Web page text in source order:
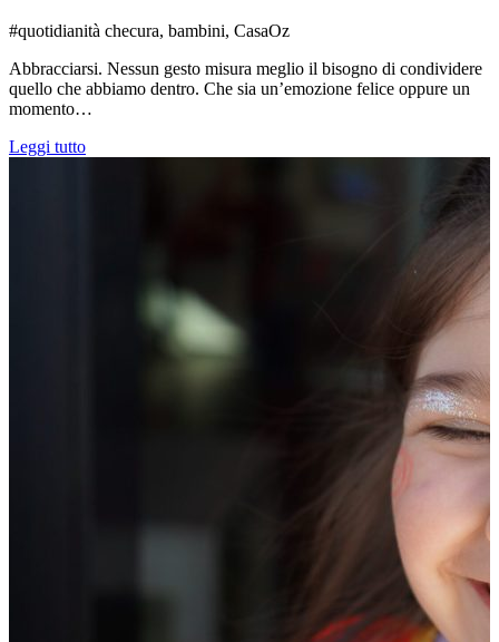
#quotidianità checura, bambini, CasaOz
Abbracciarsi. Nessun gesto misura meglio il bisogno di condividere
quello che abbiamo dentro. Che sia un’emozione felice oppure un
momento…
Leggi tutto